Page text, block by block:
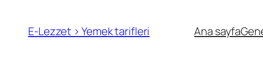
E-Lezzet › Yemek tarifleri Ana sayfa